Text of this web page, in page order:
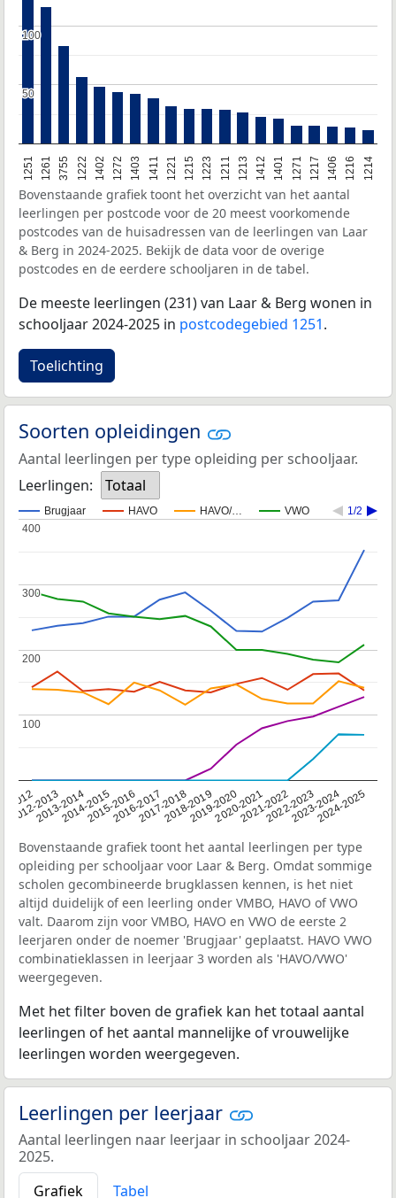
1251 1261 3755 1222 1402 1272 1403 1411 1221 1215 1223 1211 1213 1412 1401 1271 1217 1406 1216 1214
50
50
100
100
Bovenstaande grafiek toont het overzicht van het aantal
leerlingen per postcode voor de 20 meest voorkomende
postcodes van de huisadressen van de leerlingen van Laar
& Berg in 2024-2025. Bekijk de data voor de overige
postcodes en de eerdere schooljaren in de tabel.
De meeste leerlingen (231) van Laar & Berg wonen in
schooljaar 2024-2025 in postcodegebied 1251.
Toelichting
Soorten opleidingen
Aantal leerlingen per type opleiding per schooljaar.
Leerlingen:
Totaal
Brugjaar HAVO HAVO/… VWO 1/2
2012
2012-2013
2013-20142014-20152015-20162016-20172017-20182018-20192019-20202020-20212021-20222022-20232023-20242024-2025
100
100
200
200
300
300
400
400
Bovenstaande grafiek toont het aantal leerlingen per type
opleiding per schooljaar voor Laar & Berg. Omdat sommige
scholen gecombineerde brugklassen kennen, is het niet
altijd duidelijk of een leerling onder VMBO, HAVO of VWO
valt. Daarom zijn voor VMBO, HAVO en VWO de eerste 2
leerjaren onder de noemer 'Brugjaar' geplaatst. HAVO VWO
combinatieklassen in leerjaar 3 worden als 'HAVO/VWO'
weergegeven.
Met het filter boven de grafiek kan het totaal aantal
leerlingen of het aantal mannelijke of vrouwelijke
leerlingen worden weergegeven.
Leerlingen per leerjaar
Aantal leerlingen naar leerjaar in schooljaar 2024-
2025.
Grafiek
Tabel